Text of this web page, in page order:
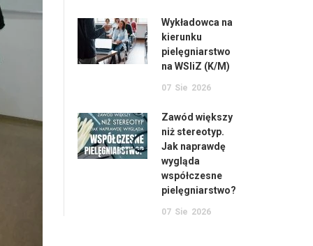
Wykładowca na
kierunku
pielęgniarstwo
na WSIiZ (K/M)
07 Sie 2026
Zawód większy
niż stereotyp.
Jak naprawdę
wygląda
współczesne
pielęgniarstwo?
07 Sie 2026